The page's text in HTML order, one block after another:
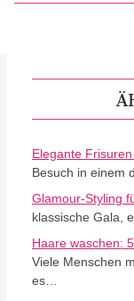
Elegante
Besuch in einem
Glamour-Styling
klassische Gala,
Haare waschen:
Viele Menschen
es…